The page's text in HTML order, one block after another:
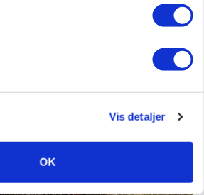
Vis detaljer
OK
tilskud til naturprojekter